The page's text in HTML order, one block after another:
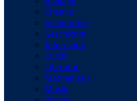
Chemie
Geographie
Geschichte
Informatik
Kunst
Literatur
Mathematik
Musik